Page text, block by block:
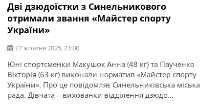
Дві дзюдоїстки з Синельникового
отримали звання «Майстер спорту
України»
27 жовтня 2025, 21:00
Юні спортсменки Макушок Анна (48 кг) та Паученко
Вікторія (63 кг) виконали норматив «Майстер спорту
України». Про це повідомляє Синельниківська міська
рада. Дівчата – вихованки відділення дзюдо